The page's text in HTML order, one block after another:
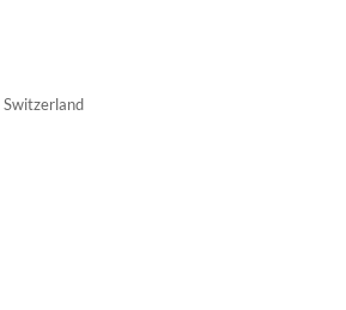
Switzerland